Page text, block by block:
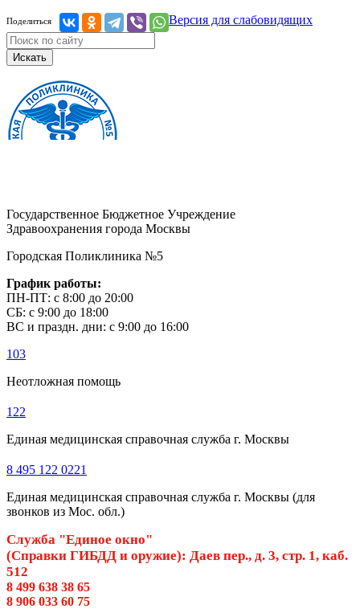
Поделиться Версия для слабовидящих
Искать
Государственное Бюджетное Учреждение
Здравоохранения города Москвы
Городская Поликлиника №5
График работы:
ПН-ПТ: с 8:00 до 20:00
СБ: с 9:00 до 18:00
ВС и праздн. дни: с 9:00 до 16:00
103
Неотложная помощь
122
Единая медицинская справочная служба г. Москвы
8 495 122 0221
Единая медицинская справочная служба г. Москвы (для
звонков из Мос. обл.)
Служба "Единое окно"
(Справки ГИБДД и оружие): Даев пер., д. 3, стр. 1, каб.
512
8 499 638 38 65
8 906 033 60 75